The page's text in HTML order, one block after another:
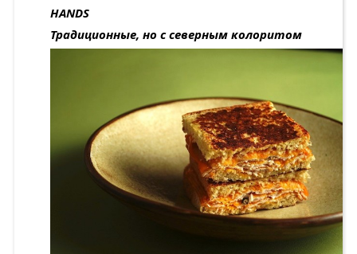
HANDS
Традиционные, но с северным колоритом